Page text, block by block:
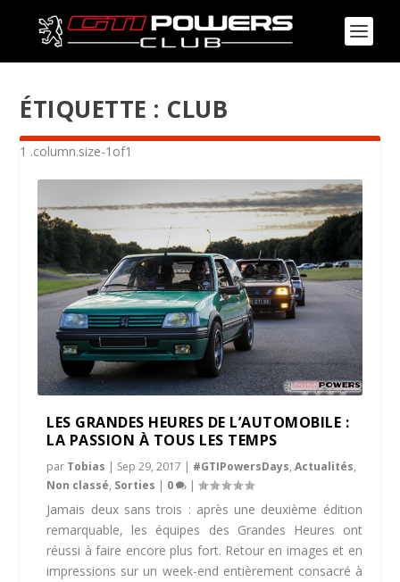
ÉTIQUETTE : CLUB
LES GRANDES HEURES DE L’AUTOMOBILE :
LA PASSION À TOUS LES TEMPS
par Tobias | Sep 29, 2017 | #GTIPowersDays,Actualités,
Non classé, Sorties | 0 |
Jamais deux sans trois : après une deuxième édition
remarquable, les équipes des Grandes Heures ont
réussi à faire encore plus fort. Retour en images et en
impressions sur un week-end entièrement consacré à